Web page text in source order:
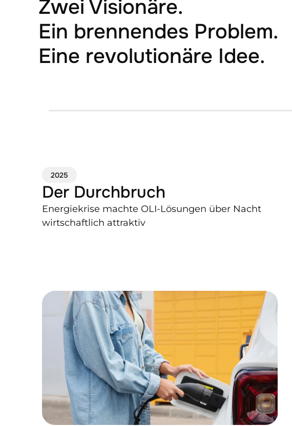
Zwei Visionäre.
Ein brennendes Problem.
Eine revolutionäre Idee.
2025
Der Durchbruch
Energiekrise machte OLI-Lösungen über Nacht
wirtschaftlich attraktiv